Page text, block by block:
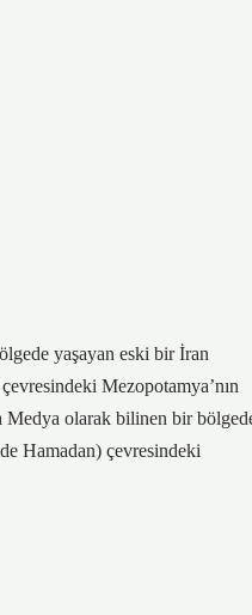
yaşayan eski bir İran
Mezopotamya’nın
Medya olarak bilinen bir
Hamadan) çevresindeki